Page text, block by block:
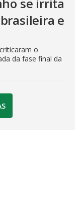
e
o
da fase final da